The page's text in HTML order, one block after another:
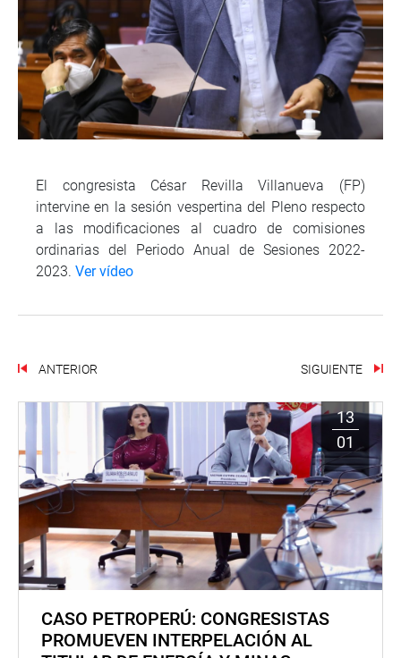
El congresista César Revilla Villanueva (FP)
intervine en la sesión vespertina del Pleno respecto
a las modificaciones al cuadro de comisiones
ordinarias del Periodo Anual de Sesiones 2022-
2023. Ver vídeo
ANTERIOR SIGUIENTE
13
01
CASO PETROPERÚ: CONGRESISTAS
PROMUEVEN INTERPELACIÓN AL